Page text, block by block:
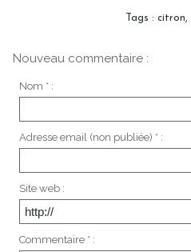
Tags : citron
Nouveau commentaire :
Nom * :
Adresse email (non publiée) * :
Site web :
Commentaire * :